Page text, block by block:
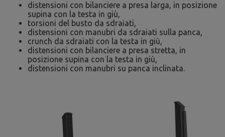
distensioni con bilanciere a presa larga, in posizione
supina con la testa in giù,
torsioni del busto da sdraiati,
distensioni con manubri da sdraiati sulla panca,
crunch da sdraiati con la testa in giù,
distensioni con bilanciere a presa stretta, in
posizione supina con la testa in giù,
distensioni con manubri su panca inclinata.